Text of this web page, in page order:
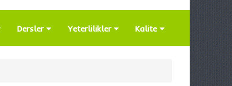
Dersler Yeterlilikler Kalite